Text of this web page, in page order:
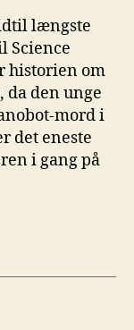
Gibson,
længste
Science
historien om
da den unge
mord i
det eneste
i gang på